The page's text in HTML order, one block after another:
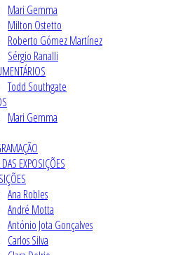
Mari Gemma
Milton Ostetto
Roberto Gómez Martínez
Sérgio Ranalli
Todd Southgate
Mari Gemma
EXPOSIÇÕES
Ana Robles
André Motta
António Jota Gonçalves
Carlos Silva